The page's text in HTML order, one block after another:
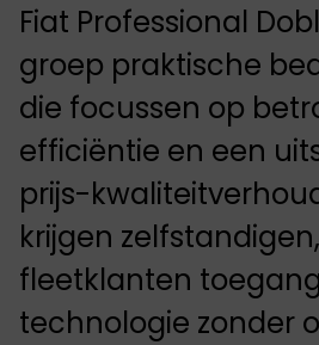
Fiat Professional
groep praktische
die focussen op
efficiëntie en een
prijs-
krijgen
fleetklanten
technologie zonder